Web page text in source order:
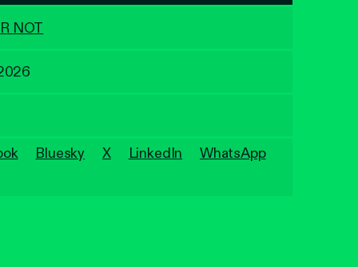
NOT
Bluesky X LinkedIn
WhatsApp